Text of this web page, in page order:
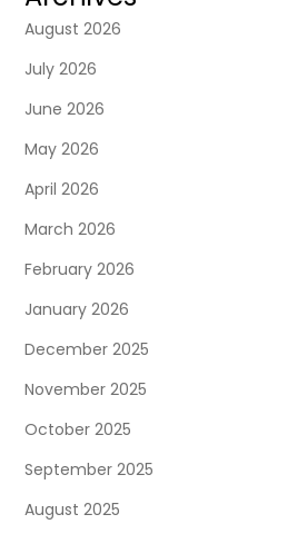
p
a
g
i
n
a
t
i
o
n
August 2026
July 2026
June 2026
May 2026
April 2026
March 2026
February 2026
January 2026
December 2025
November 2025
October 2025
September 2025
August 2025